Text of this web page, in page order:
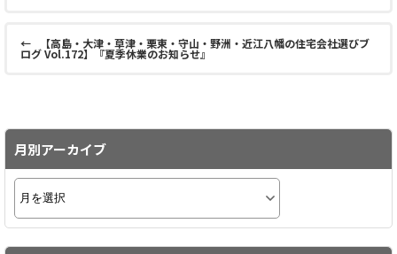
← 【高島・大津・草津・栗東・守山・野洲・近江八幡の住宅会社選びブ
ログ Vol.172】『夏季休業のお知らせ』
月別アーカイブ